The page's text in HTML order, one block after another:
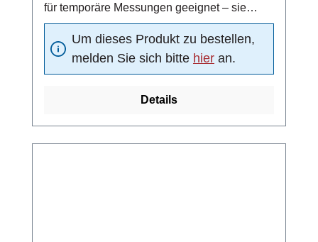
für temporäre Messungen geeignet – sie
können nach einem Messzyklus durch einen
Blindstopfen verschlossen werdenmit O-Ring
Um dieses Produkt zu bestellen,
melden Sie sich bitte hier an.
Details